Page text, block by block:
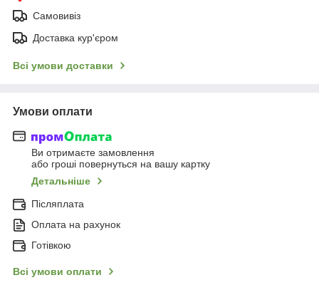
Самовивіз
Доставка кур'єром
Всі умови доставки
Умови оплати
Ви отримаєте замовлення
або гроші повернуться на вашу картку
Детальніше
Післяплата
Оплата на рахунок
Готівкою
Всі умови оплати